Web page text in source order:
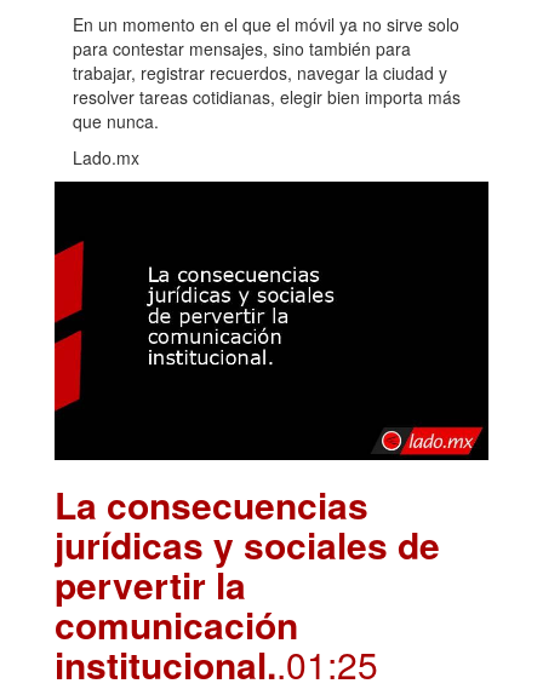
En un momento en el que el móvil ya no sirve solo
para contestar mensajes, sino también para
trabajar, registrar recuerdos, navegar la ciudad y
resolver tareas cotidianas, elegir bien importa más
que nunca.
Lado.mx
La consecuencias
jurídicas y sociales de
pervertir la
comunicación
institucional..01:25